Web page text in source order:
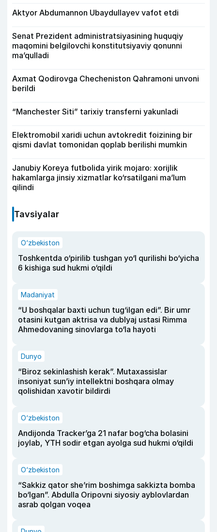
Aktyor Abdu­mannon Ubaydullayev vafot etdi
Senat Prezident administratsiyasining huquqiy
maqomini belgilovchi konstitutsiyaviy qonunni
ma’qulladi
Axmat Qodirovga Checheniston Qahramoni unvoni
berildi
“Manchester Siti” tarixiy transferni yakunladi
Elektromobil xaridi uchun avtokredit foizining bir
qismi davlat tomonidan qoplab berilishi mumkin
Janubiy Koreya futbolida yirik mojaro: xorijlik
hakamlarga jinsiy xizmatlar ko‘rsatilgani ma’lum
qilindi
Tavsiyalar
O‘zbekiston
Toshkentda o‘pirilib tushgan yo‘l qurilishi bo‘yicha
6 kishiga sud hukmi o‘qildi
Madaniyat
“U boshqalar baxti uchun tug‘ilgan edi”. Bir umr
otasini kutgan aktrisa va dublyaj ustasi Rimma
Ahmedovaning sinovlarga to‘la hayoti
Dunyo
“Biroz sekinlashish kerak”. Mutaxassislar
insoniyat sun’iy intellektni boshqara olmay
qolishidan xavotir bildirdi
O‘zbekiston
Andijonda Tracker’ga 21 nafar bog‘cha bolasini
joylab, YTH sodir etgan ayolga sud hukmi o‘qildi
O‘zbekiston
“Sakkiz qator she’rim boshimga sakkizta bomba
bo‘lgan”. Abdulla Oripovni siyosiy ayblovlardan
asrab qolgan voqea